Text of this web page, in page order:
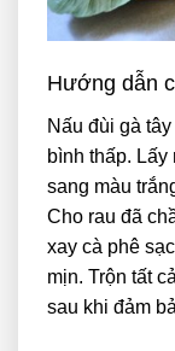
Hướng dẫn
Nấu đùi gà
bình thấp. Lấy
sang màu
Cho rau đã
xay cà phê
mịn. Trộn tất
sau khi đảm